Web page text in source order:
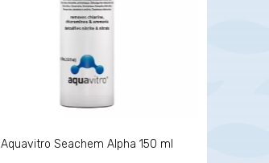
Aquavitro Seachem Alpha 150 ml